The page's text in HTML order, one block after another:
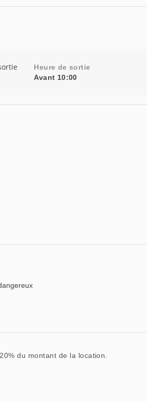
Heure de sortie
Avant 10:00
du montant de la location.